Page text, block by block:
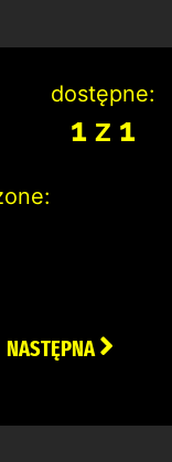
dostępne:
1 z 1
NASTĘPNA